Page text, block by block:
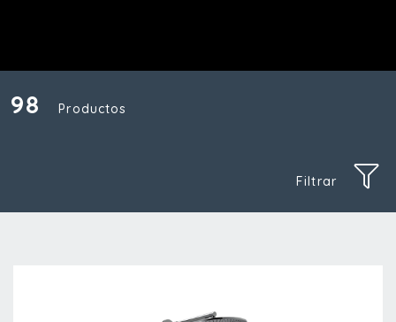
98 Productos
Filtrar